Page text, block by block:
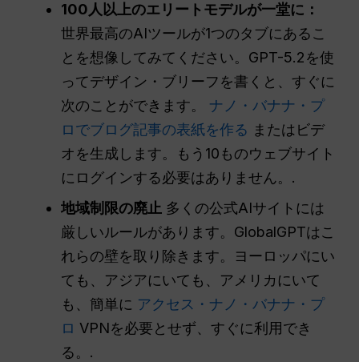
100人以上のエリートモデルが一堂に：
世界最高のAIツールが1つのタブにあるこ
とを想像してみてください。GPT-5.2を使
ってデザイン・ブリーフを書くと、すぐに
次のことができます。 ナノ・バナナ・プ
ロでブログ記事の表紙を作る またはビデ
オを生成します。もう10ものウェブサイト
にログインする必要はありません。.
地域制限の廃止 多くの公式AIサイトには
厳しいルールがあります。GlobalGPTはこ
れらの壁を取り除きます。ヨーロッパにい
ても、アジアにいても、アメリカにいて
も、簡単に アクセス・ナノ・バナナ・プ
ロ VPNを必要とせず、すぐに利用でき
る。.